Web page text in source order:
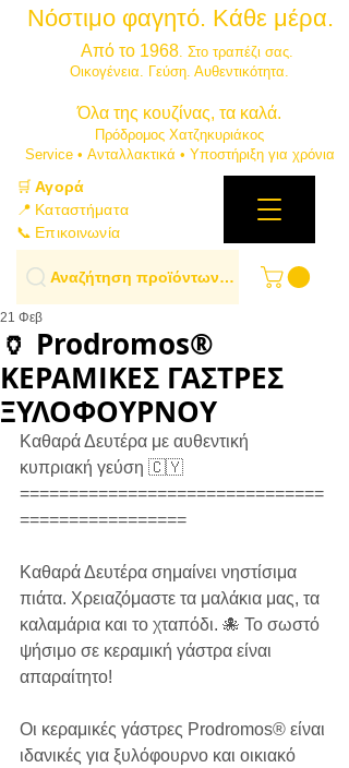
Νόστιμο φαγητό. Κάθε μέρα.
Από το 1968. Στο τραπέζι σας.
​Οικογένεια. Γεύση. Αυθεντικότητα.
​Όλα της κουζίνας, τα καλά.
Πρόδρομος Χατζηκυριάκος
​Service • Ανταλλακτικά • Υποστήριξη για χρόνια
🛒Αγορά
📍 Καταστήματα
📞 Επικοινωνία
Αναζήτηση προϊόντων…
🏺 Prodromos®
ΚΕΡΑΜΙΚΕΣ ΓΑΣΤΡΕΣ
ΞΥΛΟΦΟΥΡΝΟΥ
21 Φεβ
Καθαρά Δευτέρα με αυθεντική
κυπριακή γεύση 🇨🇾
===============================
=================
Καθαρά Δευτέρα σημαίνει νηστίσιμα
πιάτα. Χρειαζόμαστε τα μαλάκια μας, τα
καλαμάρια και το χταπόδι. 🐙 Το σωστό
ψήσιμο σε κεραμική γάστρα είναι
απαραίτητο!
Οι κεραμικές γάστρες Prodromos® είναι
ιδανικές για ξυλόφουρνο και οικιακό